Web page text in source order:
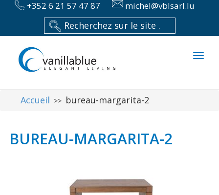
+352 6 21 57 47 87 michel@vblsarl.lu
Accueil >> bureau-margarita-2
BUREAU-MARGARITA-2